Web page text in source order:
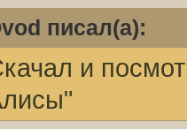
писал(а):
и